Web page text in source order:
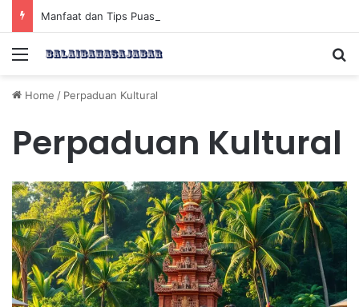
Manfaat dan Tips Puasa untuk Kesehatan Optimal
Menu
Home / Perpaduan Kultural
Perpaduan Kultural